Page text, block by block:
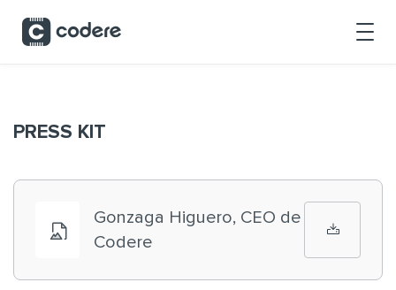
PRESS KIT
Gonzaga Higuero, CEO de
Codere